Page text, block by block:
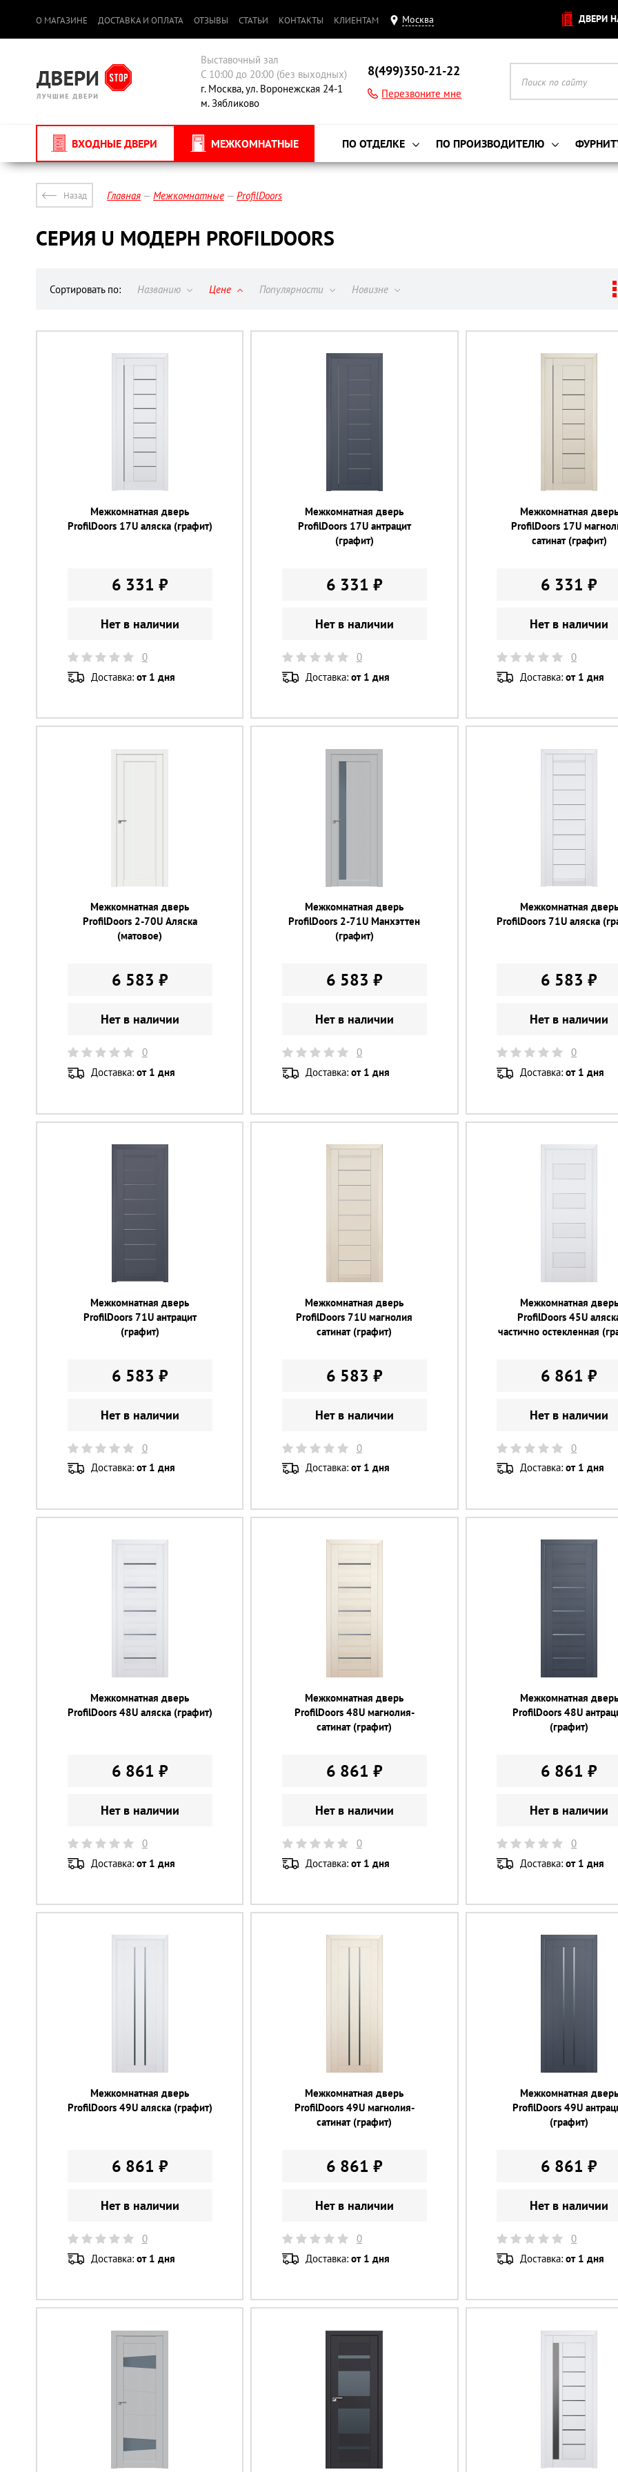
О МАГАЗИНЕ ДОСТАВКА И ОПЛАТА ОТЗЫВЫ СТАТЬИ КОНТАКТЫ КЛИЕНТАМ Москва ДВЕРИ
Выставочный зал
С 10:00 до 20:00 (без выходных)
г. Москва, ул. Воронежская 24-1
м. Зябликово
8(499)350-21-22
Перезвоните мне
ВХОДНЫЕ ДВЕРИ МЕЖКОМНАТНЫЕ ПО ОТДЕЛКЕ ПО ПРОИЗВОДИТЕЛЮ
Назад Главная Межкомнатные ProfilDoors
СЕРИЯ U МОДЕРН PROFILDOORS
Сортировать по: Названию Цене Популярности Новизне
Межкомнатная дверь
ProfilDoors 17U аляска (графит)
6 331 ₽
Нет в наличии
0
Доставка: от 1 дня
Межкомнатная дверь
ProfilDoors 17U антрацит
(графит)
6 331 ₽
Нет в наличии
0
Доставка: от 1 дня
Межкомнатная дверь
ProfilDoors 17U
сатинат (графит)
6 331 ₽
Нет в наличии
0
Доставка:от 1 дня
Межкомнатная дверь
ProfilDoors 2-70U Аляска
(матовое)
6 583 ₽
Нет в наличии
0
Доставка: от 1 дня
Межкомнатная дверь
ProfilDoors 2-71U Манхэттен
(графит)
6 583 ₽
Нет в наличии
0
Доставка: от 1 дня
Межкомнатная дверь
ProfilDoors 71U аляска
6 583 ₽
Нет в наличии
0
Доставка:от 1 дня
Межкомнатная дверь
ProfilDoors 71U антрацит
(графит)
6 583 ₽
Нет в наличии
0
Доставка: от 1 дня
Межкомнатная дверь
ProfilDoors 71U магнолия
сатинат (графит)
6 583 ₽
Нет в наличии
0
Доставка: от 1 дня
Межкомнатная дверь
ProfilDoors 45U
частично остекленная
6 861 ₽
Нет в наличии
0
Доставка:от 1 дня
Межкомнатная дверь
ProfilDoors 48U аляска (графит)
6 861 ₽
Нет в наличии
0
Доставка: от 1 дня
Межкомнатная дверь
ProfilDoors 48U магнолия-
сатинат (графит)
6 861 ₽
Нет в наличии
0
Доставка: от 1 дня
Межкомнатная дверь
ProfilDoors 48U
(графит)
6 861 ₽
Нет в наличии
0
Доставка:от 1 дня
Межкомнатная дверь
ProfilDoors 49U аляска (графит)
6 861 ₽
Нет в наличии
0
Доставка: от 1 дня
Межкомнатная дверь
ProfilDoors 49U магнолия-
сатинат (графит)
6 861 ₽
Нет в наличии
0
Доставка: от 1 дня
Межкомнатная дверь
ProfilDoors 49U
(графит)
6 861 ₽
Нет в наличии
0
Доставка:от 1 дня